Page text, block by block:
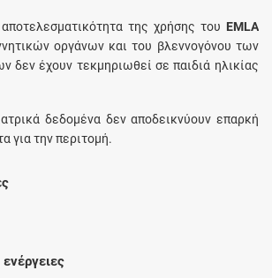
της χρήσης του EMLA
οργάνων και του βλεννογόνου των
δεν έχουν τεκμηριωθεί σε παιδιά ηλικίας
δεδομένα δεν αποδεικνύουν επαρκή
για την περιτομή.